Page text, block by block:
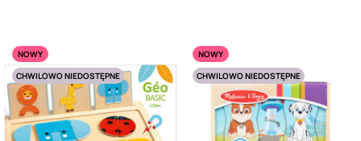
NOWY
CHWILOWO NIEDOSTĘPNE
NOWY
CHWILOWO NIEDOSTĘPNE